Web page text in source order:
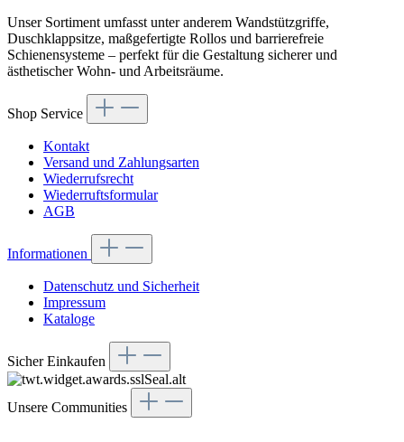
Unser Sortiment umfasst unter anderem Wandstützgriffe,
Duschklappsitze, maßgefertigte Rollos und barrierefreie
Schienensysteme – perfekt für die Gestaltung sicherer und
ästhetischer Wohn- und Arbeitsräume.
Shop Service
Kontakt
Versand und Zahlungsarten
Wiederrufsrecht
Wiederruftsformular
AGB
Informationen
Datenschutz und Sicherheit
Impressum
Kataloge
Sicher Einkaufen
Unsere Communities